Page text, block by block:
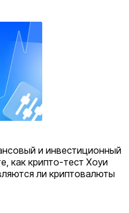
и инвестиционный
как крипто-тест Хоуи
ли криптовалюты